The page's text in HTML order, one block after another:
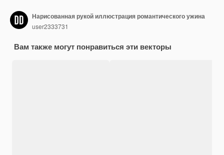
Нарисованная рукой иллюстрация романтического ужина
user2333731
Вам также могут понравиться эти векторы